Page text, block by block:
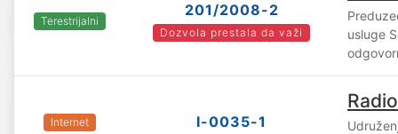
Terestrijalni
201/2008-2
Dozvola prestala da važi
usluge
Internet I-0035-1